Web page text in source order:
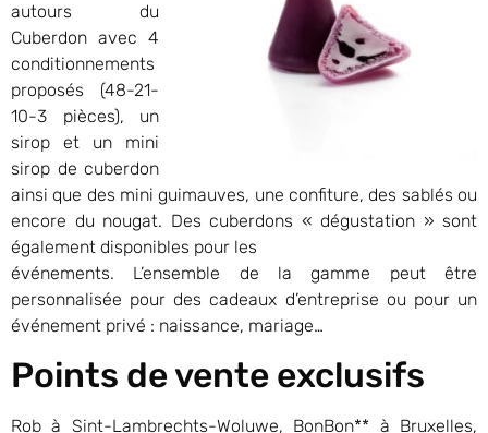
autours du
Cuberdon avec 4
conditionnements
proposés (48-21-
10-3 pièces), un
sirop et un mini
sirop de cuberdon
ainsi que des mini guimauves, une confiture, des sablés ou
encore du nougat. Des cuberdons « dégustation » sont
également disponibles pour les
événements. L’ensemble de la gamme peut être
personnalisée pour des cadeaux d’entreprise ou pour un
événement privé : naissance, mariage…
Points de vente exclusifs
Rob à Sint-Lambrechts-Woluwe, BonBon** à Bruxelles,